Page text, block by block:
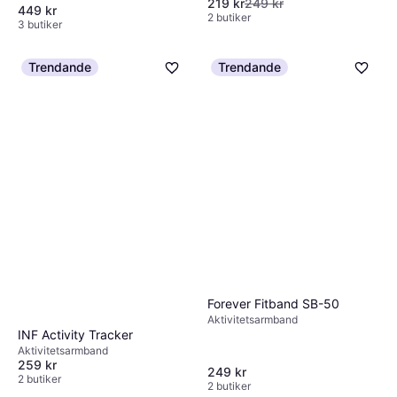
449 kr
3 butiker
219 kr249 kr
2 butiker
Trendande
INF Activity Tracker
Aktivitetsarmband
259 kr
2 butiker
Trendande
Forever Fitband SB-50
Aktivitetsarmband
249 kr
2 butiker